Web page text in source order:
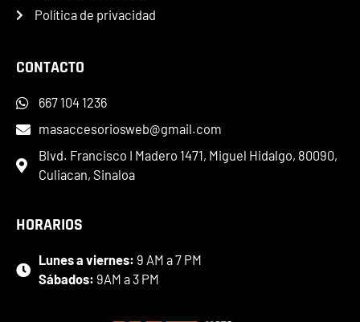
Política de privacidad
CONTACTO
667 104 1236
masaccesoriosweb@gmail.com
Blvd. Francisco I Madero 1471, Miguel Hidalgo, 80090,
Culiacan, Sinaloa
HORARIOS
Lunes a viernes: 9 AM a 7 PM
Sábados: 9AM a 3 PM